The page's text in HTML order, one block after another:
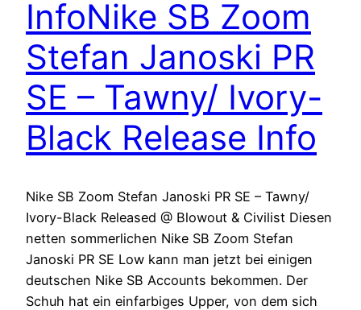
InfoNike SB Zoom
Stefan Janoski PR
SE – Tawny/ Ivory-
Black Release Info
Nike SB Zoom Stefan Janoski PR SE – Tawny/
Ivory-Black Released @ Blowout & Civilist Diesen
netten sommerlichen Nike SB Zoom Stefan
Janoski PR SE Low kann man jetzt bei einigen
deutschen Nike SB Accounts bekommen. Der
Schuh hat ein einfarbiges Upper, von dem sich